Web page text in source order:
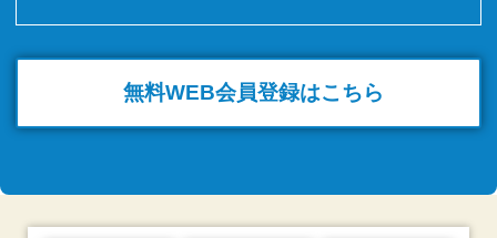
無料WEB会員登録はこちら